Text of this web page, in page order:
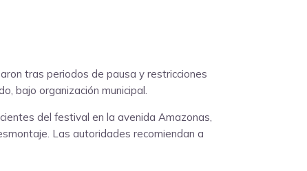
tras periodos de pausa y restricciones
bajo organización municipal.
del festival en la avenida Amazonas,
Las autoridades recomiendan a